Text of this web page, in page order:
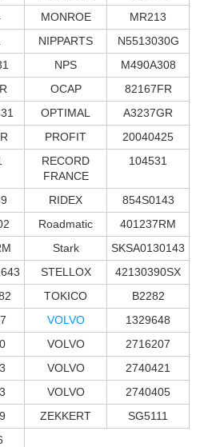
MONROE
MR213
NIPPARTS
N5513030G
NPS
M490A308
OCAP
82167FR
OPTIMAL
A3237GR
PROFIT
20040425
RECORD
FRANCE
104531
RIDEX
854S0143
Roadmatic
401237RM
Stark
SKSA0130143
STELLOX
42130390SX
TOKICO
B2282
VOLVO
1329648
VOLVO
2716207
VOLVO
2740421
VOLVO
2740405
ZEKKERT
SG5111